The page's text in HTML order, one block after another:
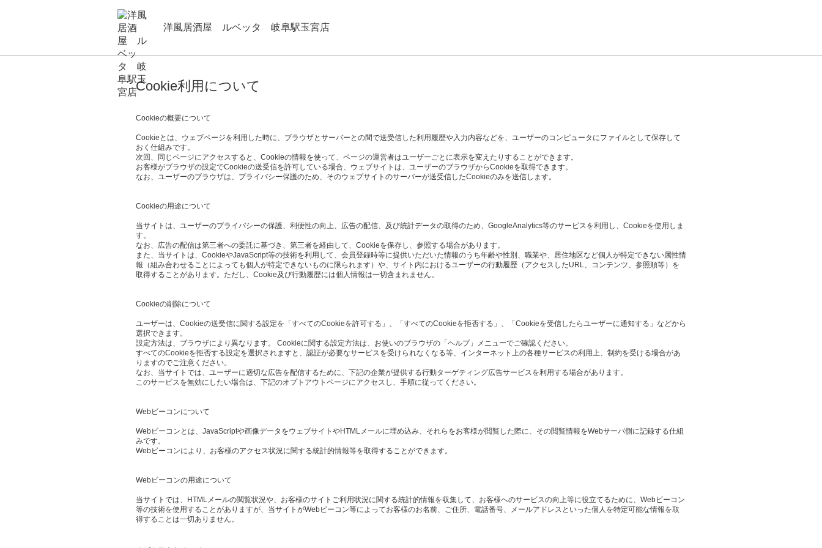
洋風居酒屋 ルベッタ 岐阜駅玉宮店
Cookie利用について
Cookieの概要について
Cookieとは、ウェブページを利用した時に、ブラウザとサーバーとの間で送受信した利用履歴や入力内容などを、ユーザーのコンピュータにファイルとして保存して
おく仕組みです。
次回、同じページにアクセスすると、Cookieの情報を使って、ページの運営者はユーザーごとに表示を変えたりすることができます。
お客様がブラウザの設定でCookieの送受信を許可している場合、ウェブサイトは、ユーザーのブラウザからCookieを取得できます。
なお、ユーザーのブラウザは、プライバシー保護のため、そのウェブサイトのサーバーが送受信したCookieのみを送信します。
Cookieの用途について
当サイトは、ユーザーのプライバシーの保護、利便性の向上、広告の配信、及び統計データの取得のため、GoogleAnalytics等のサービスを利用し、Cookieを使用しま
す。
なお、広告の配信は第三者への委託に基づき、第三者を経由して、Cookieを保存し、参照する場合があります。
また、当サイトは、CookieやJavaScript等の技術を利用して、会員登録時等に提供いただいた情報のうち年齢や性別、職業や、居住地区など個人が特定できない属性情
報（組み合わせることによっても個人が特定できないものに限られます）や、サイト内におけるユーザーの行動履歴（アクセスしたURL、コンテンツ、参照順等）を
取得することがあります。ただし、Cookie及び行動履歴には個人情報は一切含まれません。
Cookieの削除について
ユーザーは、Cookieの送受信に関する設定を「すべてのCookieを許可する」、「すべてのCookieを拒否する」、「Cookieを受信したらユーザーに通知する」などから
選択できます。
設定方法は、ブラウザにより異なります。 Cookieに関する設定方法は、お使いのブラウザの「ヘルプ」メニューでご確認ください。
すべてのCookieを拒否する設定を選択されますと、認証が必要なサービスを受けられなくなる等、インターネット上の各種サービスの利用上、制約を受ける場合があ
りますのでご注意ください。
なお、当サイトでは、ユーザーに適切な広告を配信するために、下記の企業が提供する行動ターゲティング広告サービスを利用する場合があります。
このサービスを無効にしたい場合は、下記のオプトアウトページにアクセスし、手順に従ってください。
Webビーコンについて
Webビーコンとは、JavaScriptや画像データをウェブサイトやHTMLメールに埋め込み、それらをお客様が閲覧した際に、その閲覧情報をWebサーバ側に記録する仕組
みです。
Webビーコンにより、お客様のアクセス状況に関する統計的情報等を取得することができます。
Webビーコンの用途について
当サイトでは、HTMLメールの閲覧状況や、お客様のサイトご利用状況に関する統計的情報を収集して、お客様へのサービスの向上等に役立てるために、Webビーコン
等の技術を使用することがありますが、当サイトがWebビーコン等によってお客様のお名前、ご住所、電話番号、メールアドレスといった個人を特定可能な情報を取
得することは一切ありません。